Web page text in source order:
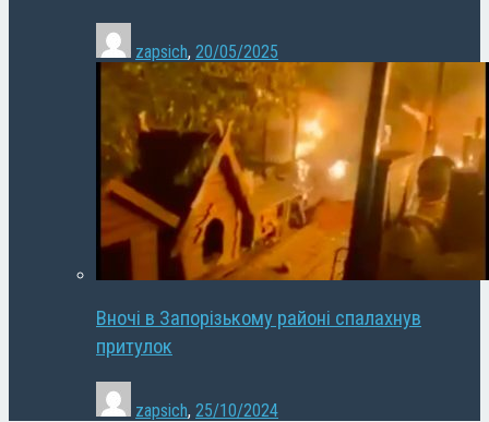
zapsich, 20/05/2025
Вночі в Запорізькому районі спалахнув
притулок
zapsich, 25/10/2024